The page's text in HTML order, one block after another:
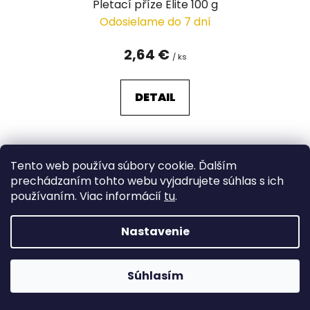
Tento web používa súbory cookie. Ďalším
prechádzaním tohto webu vyjadrujete súhlas s ich
používaním. Viac informácií tu.
Nastavenie
Súhlasím
Pletací příze Elite 100 g
Odosielame do 7 dní
2,64 € / ks
DETAIL